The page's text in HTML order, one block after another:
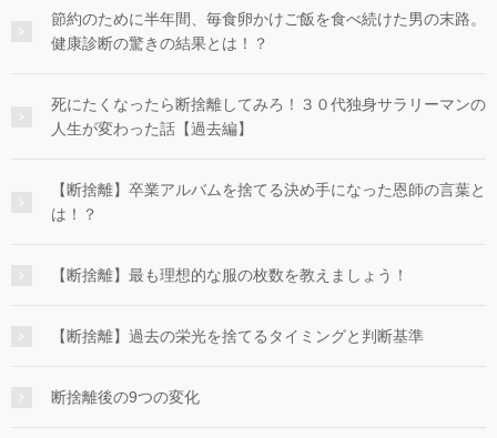
節約のために半年間、毎食卵かけご飯を食べ続けた男の末路。
健康診断の驚きの結果とは！？
死にたくなったら断捨離してみろ！３０代独身サラリーマンの
人生が変わった話【過去編】
【断捨離】卒業アルバムを捨てる決め手になった恩師の言葉と
は！？
【断捨離】最も理想的な服の枚数を教えましょう！
【断捨離】過去の栄光を捨てるタイミングと判断基準
断捨離後の9つの変化